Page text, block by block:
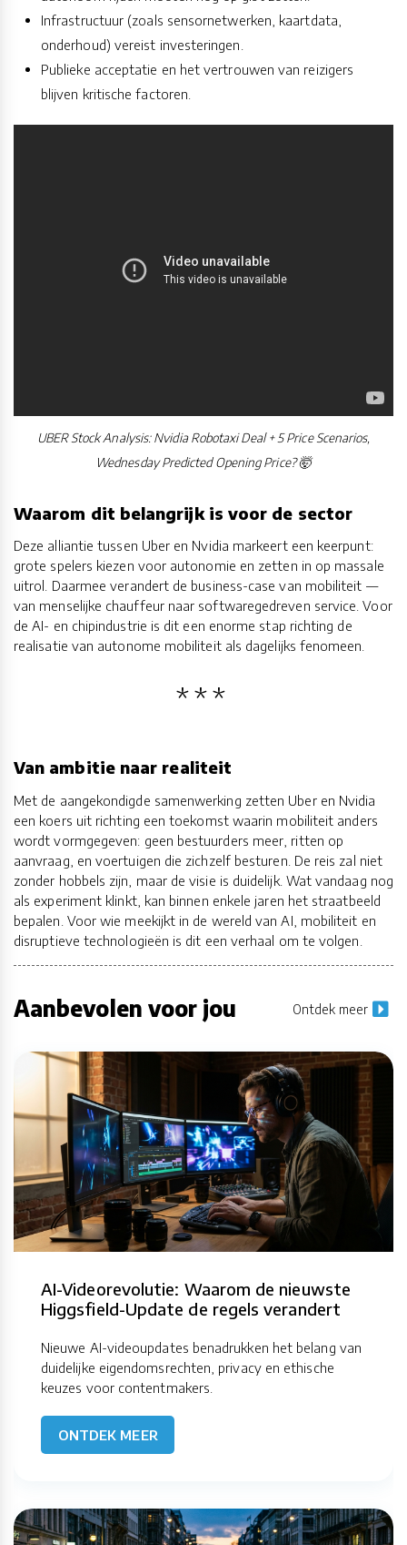
Infrastructuur (zoals sensornetwerken, kaartdata,
onderhoud) vereist investeringen.
Publieke acceptatie en het vertrouwen van reizigers
blijven kritische factoren.
UBER Stock Analysis: Nvidia Robotaxi Deal + 5 Price Scenarios,
Wednesday Predicted Opening Price? 🤯
Waarom dit belangrijk is voor de sector
Deze alliantie tussen Uber en Nvidia markeert een keerpunt:
grote spelers kiezen voor autonomie en zetten in op massale
uitrol. Daarmee verandert de business-case van mobiliteit —
van menselijke chauffeur naar softwaregedreven service. Voor
de AI- en chipindustrie is dit een enorme stap richting de
realisatie van autonome mobiliteit als dagelijks fenomeen.
Van ambitie naar realiteit
Met de aangekondigde samenwerking zetten Uber en Nvidia
een koers uit richting een toekomst waarin mobiliteit anders
wordt vormgegeven: geen bestuurders meer, ritten op
aanvraag, en voertuigen die zichzelf besturen. De reis zal niet
zonder hobbels zijn, maar de visie is duidelijk. Wat vandaag nog
als experiment klinkt, kan binnen enkele jaren het straatbeeld
bepalen. Voor wie meekijkt in de wereld van AI, mobiliteit en
disruptieve technologieën is dit een verhaal om te volgen.
Aanbevolen voor jou Ontdek meer
AI-Videorevolutie: Waarom de nieuwste
Higgsfield-Update de regels verandert
Nieuwe AI-videoupdates benadrukken het belang van
duidelijke eigendomsrechten, privacy en ethische
keuzes voor contentmakers.
ONTDEK MEER